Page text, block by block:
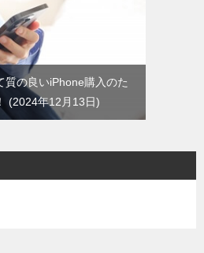
質の良いiPhone購入のた
2024年12月13日